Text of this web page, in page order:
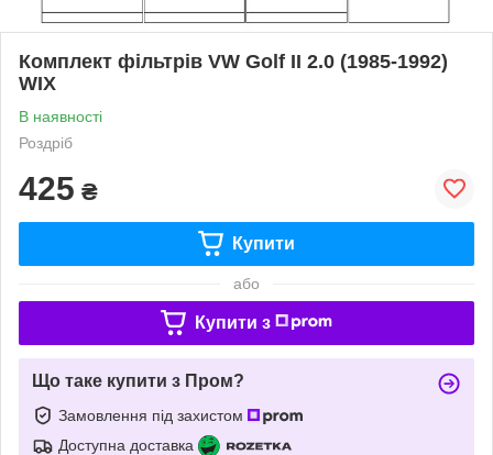
Комплект фільтрів VW Golf II 2.0 (1985-1992)
WIX
В наявності
Роздріб
425 ₴
Купити
або
Купити з
Що таке купити з Пром?
Замовлення під захистом
Доступна доставка